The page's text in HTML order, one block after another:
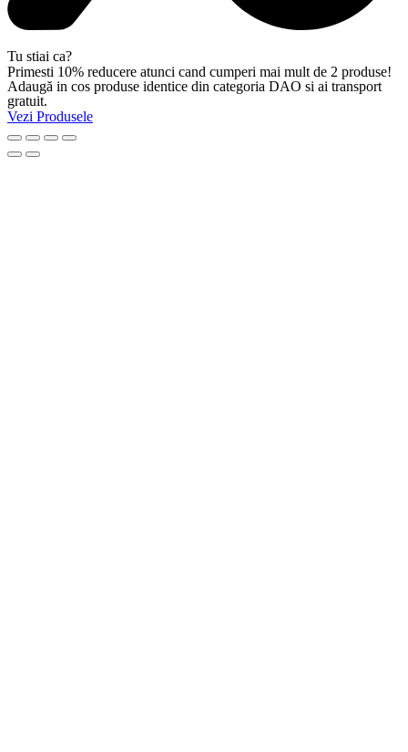
Tu stiai ca?
Primesti 10% reducere atunci cand cumperi mai mult de 2 produse!
Adaugă in cos produse identice din categoria DAO si ai transport
gratuit.
Vezi Produsele